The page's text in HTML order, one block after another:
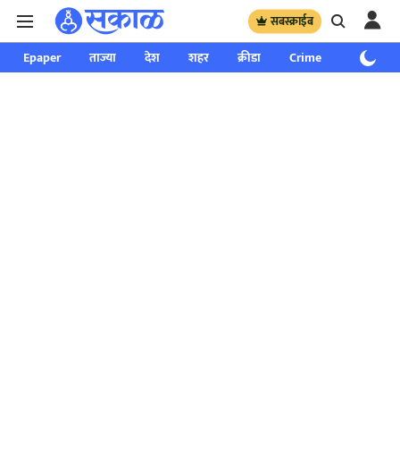
सबस्क्राईब
Epaper ताज्या देश शहर क्रीडा Crime साप्ताहिक